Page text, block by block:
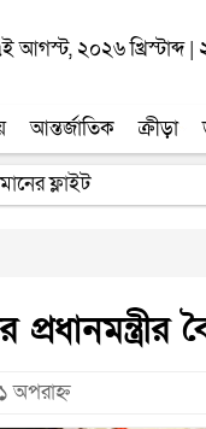
আগস্ট, ২০২৬ খ্রিস্টাব্দ|
আন্তর্জাতিক ক্রীড়া
ফ্লাইট
অপরাহ্ন